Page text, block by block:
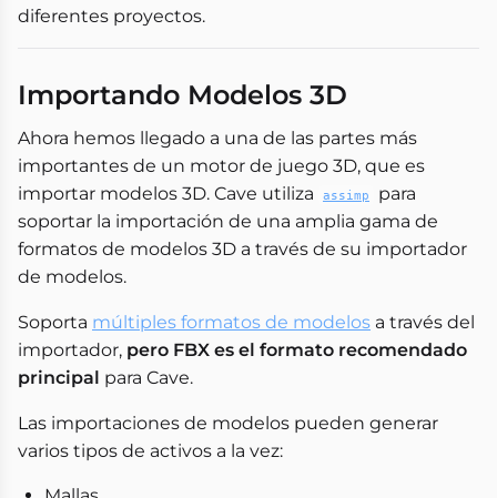
diferentes proyectos.
Importando Modelos 3D
Ahora hemos llegado a una de las partes más
importantes de un motor de juego 3D, que es
importar modelos 3D. Cave utiliza
assimp
para
soportar la importación de una amplia gama de
formatos de modelos 3D a través de su importador
de modelos.
Soporta múltiples formatos de modelos a través del
importador, pero FBX es el formato recomendado
principal para Cave.
Las importaciones de modelos pueden generar
varios tipos de activos a la vez: